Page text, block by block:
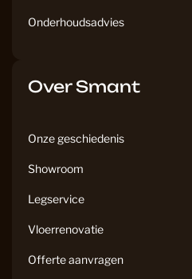
Onderhoudsadvies
Over Smant
Onze geschiedenis
Showroom
Legservice
Vloerrenovatie
Offerte aanvragen